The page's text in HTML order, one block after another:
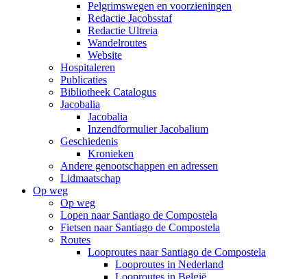
Pelgrimswegen en voorzieningen
Redactie Jacobsstaf
Redactie Ultreia
Wandelroutes
Website
Hospitaleren
Publicaties
Bibliotheek Catalogus
Jacobalia
Jacobalia
Inzendformulier Jacobalium
Geschiedenis
Kronieken
Andere genootschappen en adressen
Lidmaatschap
Op weg
Op weg
Lopen naar Santiago de Compostela
Fietsen naar Santiago de Compostela
Routes
Looproutes naar Santiago de Compostela
Looproutes in Nederland
Looproutes in België